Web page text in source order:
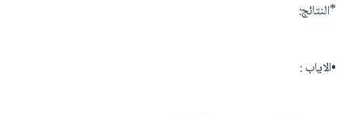
*النتائج:
•الاياب :